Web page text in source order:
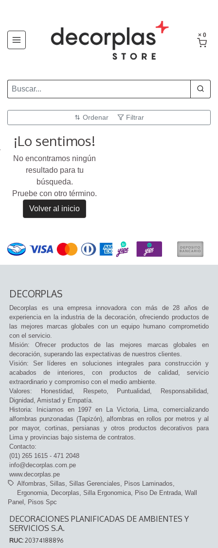
× 0
Ordenar Filtrar
¡Lo sentimos!
No encontramos ningún
resultado para tu
búsqueda.
Pruebe con otro término.
Volver al inicio
DECORPLAS
Decorplas es una empresa innovadora con más de 28 años de
experiencia en la industria de la decoración, ofreciendo productos de
las mejores marcas globales con un equipo humano comprometido
con el servicio.
Misión: Ofrecer productos de las mejores marcas globales en
decoración, superando las expectativas de nuestros clientes.
Visión: Ser líderes en soluciones integrales para construcción y
acabados de interiores, con productos de calidad, servicio
extraordinario y compromiso con el medio ambiente.
Valores: Honestidad, Respeto, Puntualidad, Responsabilidad,
Dignidad, Amistad y Empatía.
Historia: Iniciamos en 1997 en La Victoria, Lima, comercializando
alfombras punzonadas (Tapizón), alfombras en rollos por metros y al
por mayor, cortinas, persianas y otros productos decorativos para
Lima y provincias bajo sistema de contratos.
Contacto:
(01) 265 1615 - 471 2048
info@decorplas.com.pe
www.decorplas.pe
Alfombras
Sillas Sillas Gerenciales
Pisos Laminados
Ergonomia
Decorplas Silla Ergonomica Piso De Entrada Wall
Panel
Pisos Spc
DECORACIONES PLANIFICADAS DE AMBIENTES Y
SERVICIOS S.A.
RUC:20374188896